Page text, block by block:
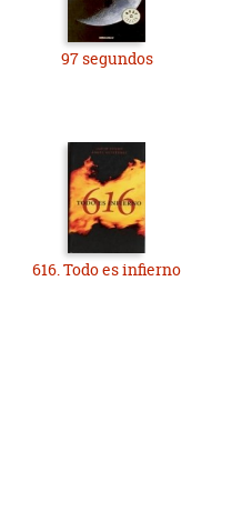
97 segundos
616. Todo es infierno